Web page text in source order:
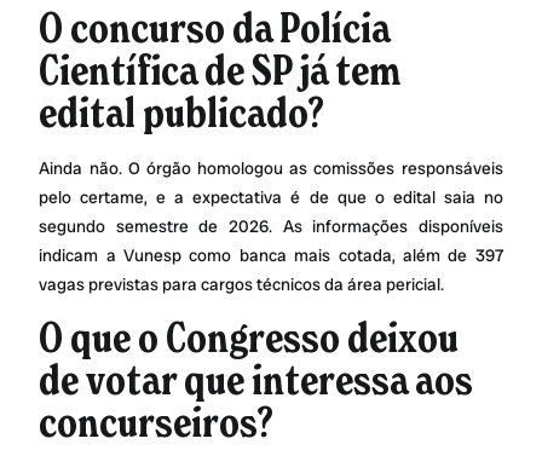
O concurso da Polícia
Científica de SP já tem
edital publicado?
Ainda não. O órgão homologou as comissões responsáveis
pelo certame, e a expectativa é de que o edital saia no
segundo semestre de 2026. As informações disponíveis
indicam a Vunesp como banca mais cotada, além de 397
vagas previstas para cargos técnicos da área pericial.
O que o Congresso deixou
de votar que interessa aos
concurseiros?